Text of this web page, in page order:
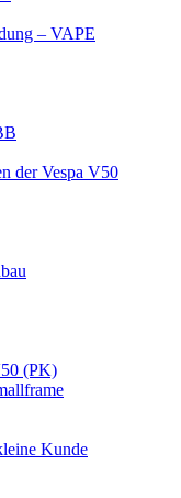
– VAPE
der Vespa V50
(PK)
Kunde